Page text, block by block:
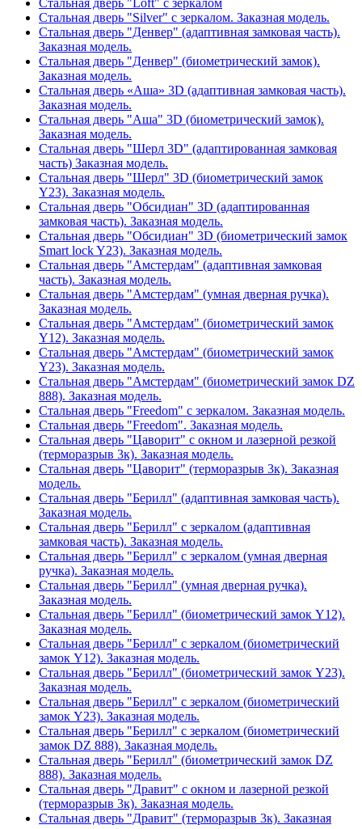
Стальная дверь "Silver" с зеркалом. Заказная модель.
Стальная дверь "Денвер" (адаптивная замковая часть).
Заказная модель.
Стальная дверь "Денвер" (биометрический замок).
Заказная модель.
Стальная дверь «Аша» 3D (адаптивная замковая часть).
Заказная модель.
Стальная дверь "Аша" 3D (биометрический замок).
Заказная модель.
Стальная дверь "Шерл 3D" (адаптированная замковая
часть) Заказная модель.
Стальная дверь "Шерл" 3D (биометрический замок
Y23). Заказная модель.
Стальная дверь "Обсидиан" 3D (адаптированная
замковая часть). Заказная модель.
Стальная дверь "Обсидиан" 3D (биометрический замок
Smart lock Y23). Заказная модель.
Стальная дверь "Амстердам" (адаптивная замковая
часть). Заказная модель.
Стальная дверь "Амстердам" (умная дверная ручка).
Заказная модель.
Стальная дверь "Амстердам" (биометрический замок
Y12). Заказная модель.
Стальная дверь "Амстердам" (биометрический замок
Y23). Заказная модель.
Стальная дверь "Амстердам" (биометрический замок DZ
888). Заказная модель.
Стальная дверь "Freedom" с зеркалом. Заказная модель.
Стальная дверь "Freedom". Заказная модель.
Стальная дверь "Цаворит" с окном и лазерной резкой
(терморазрыв 3к). Заказная модель.
Стальная дверь "Цаворит" (терморазрыв 3к). Заказная
модель.
Стальная дверь "Берилл" (адаптивная замковая часть).
Заказная модель.
Стальная дверь "Берилл" с зеркалом (адаптивная
замковая часть). Заказная модель.
Стальная дверь "Берилл" с зеркалом (умная дверная
ручка). Заказная модель.
Стальная дверь "Берилл" (умная дверная ручка).
Заказная модель.
Стальная дверь "Берилл" (биометрический замок Y12).
Заказная модель.
Стальная дверь "Берилл" с зеркалом (биометрический
замок Y12). Заказная модель.
Стальная дверь "Берилл" (биометрический замок Y23).
Заказная модель.
Стальная дверь "Берилл" с зеркалом (биометрический
замок Y23). Заказная модель.
Стальная дверь "Берилл" с зеркалом (биометрический
замок DZ 888). Заказная модель.
Стальная дверь "Берилл" (биометрический замок DZ
888). Заказная модель.
Стальная дверь "Дравит" с окном и лазерной резкой
(терморазрыв 3к). Заказная модель.
Стальная дверь "Дравит" (терморазрыв 3к). Заказная